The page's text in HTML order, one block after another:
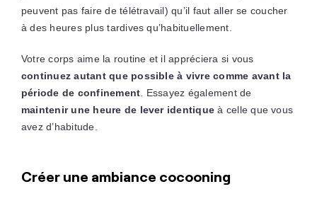
peuvent pas faire de télétravail) qu’il faut aller se coucher
à des heures plus tardives qu’habituellement.
Votre corps aime la routine et il appréciera si vous
continuez autant que possible à vivre comme avant la
période de confinement . Essayez également de
maintenir une heure de lever identique à celle que vous
avez d’habitude.
Créer une ambiance cocooning